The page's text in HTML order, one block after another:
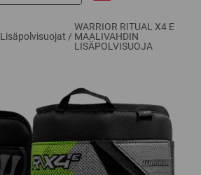
Lisäpolvisuojat /
WARRIOR RITUAL X4 E
MAALIVAHDIN
LISÄPOLVISUOJA